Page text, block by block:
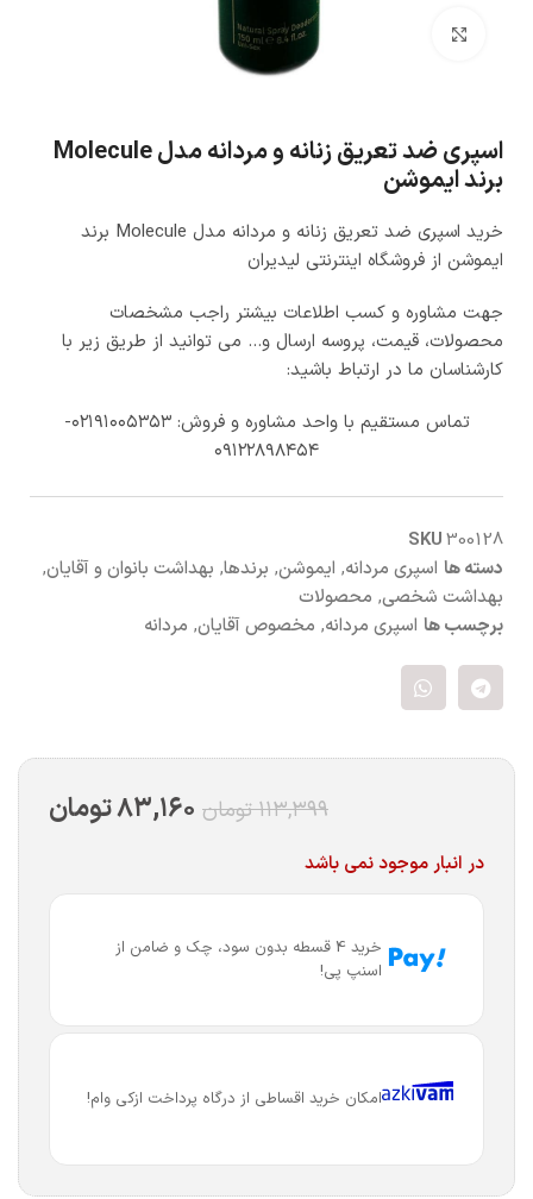
اسپری ضد تعریق زنانه و مردانه مدل Molecule
برند ایموشن
خرید اسپری ضد تعریق زنانه و مردانه مدل Molecule برند
ایموشن از فروشگاه اینترنتی لیدیران
جهت مشاوره و کسب اطلاعات بیشتر راجب مشخصات
محصولات، قیمت، پروسه ارسال و… می توانید از طریق زیر با
کارشناسان ما در ارتباط باشید:
تماس مستقیم با واحد مشاوره و فروش: ۰۲۱۹۱۰۰۵۳۵۳-
۰۹۱۲۲۸۹۸۴۵۴
SKU300128
دسته ها اسپری مردانه, ایموشن, برندها, بهداشت بانوان و آقایان,
بهداشت شخصی, محصولات
برچسب ها اسپری مردانه, مخصوص آقایان, مردانه
۱۱۳,۳۹۹تومان ۸۳,۱۶۰تومان
در انبار موجود نمی باشد
خرید 4 قسطه بدون سود، چک و ضامن از
اسنپ پی!
امکان خرید اقساطی از درگاه پرداخت ازکی وام!